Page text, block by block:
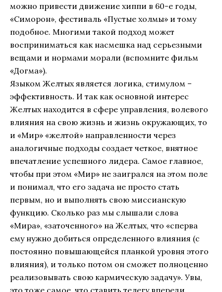
можно привести движение хиппи в 60-е годы,
«Симорон», фестиваль «Пустые холмы» и тому
подобное. Многими такой подход может
восприниматься как насмешка над серьезными
вещами и нормами морали (вспомните фильм
«Догма»).
Языком Желтых является логика, стимулом –
эффективность. И так как основной интерес
Желтых находится в сфере управления, волевого
влияния на свою жизнь и жизнь окружающих, то
и «Мир» «желтой» направленности через
аналогичные подходы создает четкое, внятное
впечатление успешного лидера. Самое главное,
чтобы при этом «Мир» не заигрался на этом поле
и понимал, что его задача не просто стать
первым, но и выполнять свою миссианскую
функцию. Сколько раз мы слышали слова
«Мира», «заточенного» на Желтых, что «сперва
ему нужно добиться определенного влияния (с
постоянно повышающейся планкой уровня этого
влияния), и только потом он сможет полноценно
реализовывать свою кармическую задачу». Увы,
это тоже самое, что ставить телегу впереди